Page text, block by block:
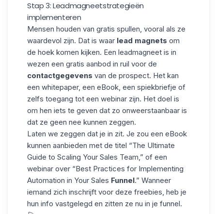
Stap 3: Leadmagneetstrategieën
implementeren
Mensen houden van gratis spullen, vooral als ze
waardevol zijn. Dat is waar lead magnets om
de hoek komen kijken. Een leadmagneet is in
wezen een gratis aanbod in ruil voor de
contactgegevens van de prospect. Het kan
een whitepaper, een eBook, een spiekbriefje of
zelfs toegang tot een webinar zijn. Het doel is
om hen iets te geven dat zo onweerstaanbaar is
dat ze geen nee kunnen zeggen.
Laten we zeggen dat je in zit. Je zou een eBook
kunnen aanbieden met de titel “The Ultimate
Guide to Scaling Your Sales Team,” of een
webinar over “Best Practices for Implementing
Automation in Your Sales Funnel.” Wanneer
iemand zich inschrijft voor deze freebies, heb je
hun info vastgelegd en zitten ze nu in je funnel.